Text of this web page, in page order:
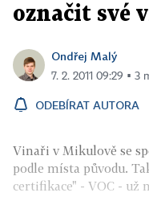
označit své
Ondřej Malý
7. 2. 2011 09:29 ▪ 3
ODEBÍRAT AUTORA
Vinaři v Mikulově se
podle místa původu.
certifikace" - VOC - už